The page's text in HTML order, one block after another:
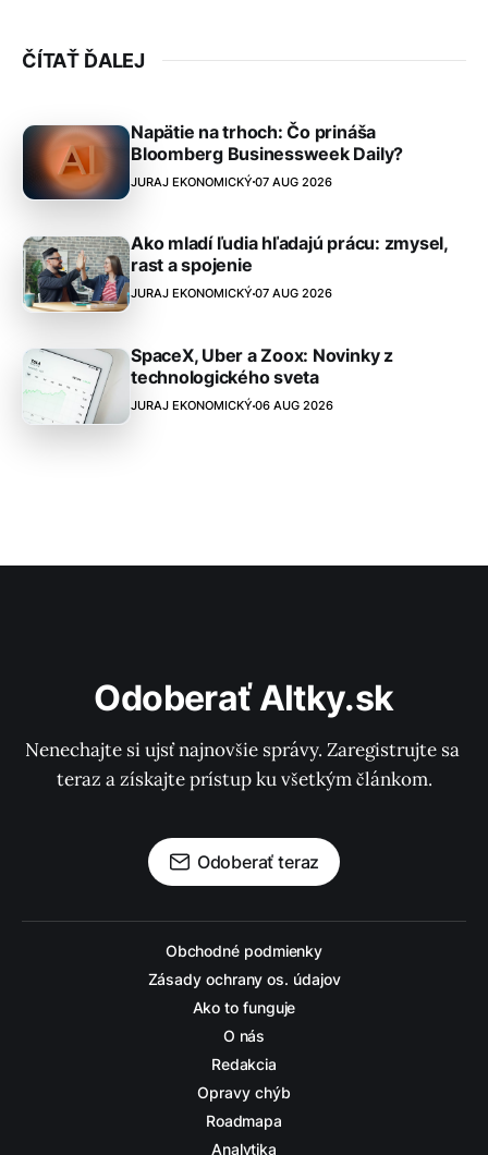
ČÍTAŤ ĎALEJ
Napätie na trhoch: Čo prináša
Bloomberg Businessweek Daily?
JURAJ EKONOMICKÝ 07 AUG 2026
Ako mladí ľudia hľadajú prácu: zmysel,
rast a spojenie
JURAJ EKONOMICKÝ 07 AUG 2026
SpaceX, Uber a Zoox: Novinky z
technologického sveta
JURAJ EKONOMICKÝ 06 AUG 2026
Odoberať Altky.sk
Nenechajte si ujsť najnovšie správy. Zaregistrujte sa
teraz a získajte prístup ku všetkým článkom.
Odoberať teraz
Obchodné podmienky
Zásady ochrany os. údajov
Ako to funguje
O nás
Redakcia
Opravy chýb
Roadmapa
Analytika